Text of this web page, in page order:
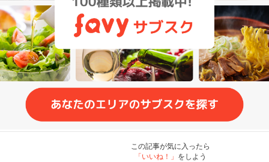
この記事が気に入ったら
「いいね！」 をしよう